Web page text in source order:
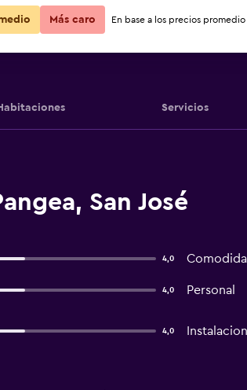
Servicios
San José
4,0
4,0 Personal
4,0
Más caro En base a los precios